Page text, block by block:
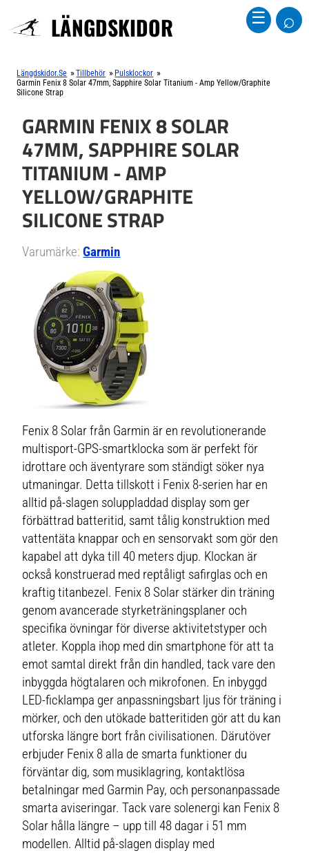
LÄNGDSKIDOR ☰ ⌕
Längdskidor.se »Tillbehör » Pulsklockor »
Garmin Fenix 8 Solar 47mm, Sapphire Solar Titanium - Amp Yellow/Graphite
Silicone Strap
GARMIN FENIX 8 SOLAR
47MM, SAPPHIRE SOLAR
TITANIUM - AMP
YELLOW/GRAPHITE
SILICONE STRAP
Varumärke:Garmin
Fenix 8 Solar från Garmin är en revolutionerande
multisport-GPS-smartklocka som är perfekt för
idrottare och äventyrare som ständigt söker nya
utmaningar. Detta tillskott i Fenix 8-serien har en
alltid på-slagen soluppladdad display som ger
förbättrad batteritid, samt tålig konstruktion med
vattentäta knappar och en sensorvakt som gör den
kapabel att dyka till 40 meters djup. Klockan är
också konstruerad med reptåligt safirglas och en
kraftig titanbezel. Fenix 8 Solar stärker din träning
genom avancerade styrketräningsplaner och
specifika övningar för diverse aktivitetstyper och
atleter. Koppla ihop med din smartphone för att ta
emot samtal direkt från din handled, tack vare den
inbyggda högtalaren och mikrofonen. En inbyggd
LED-ficklampa ger anpassningsbart ljus för träning i
mörker, och den utökade batteritiden gör att du kan
utforska längre bort från civilisationen. Därutöver
erbjuder Fenix 8 alla de smarta funktioner du
förväntar dig, som musiklagring, kontaktlösa
betalningar med Garmin Pay, och personanpassade
smarta aviseringar. Tack vare solenergi kan Fenix 8
Solar hålla längre – upp till 48 dagar i 51 mm
modellen. Alltid på-slagen display med